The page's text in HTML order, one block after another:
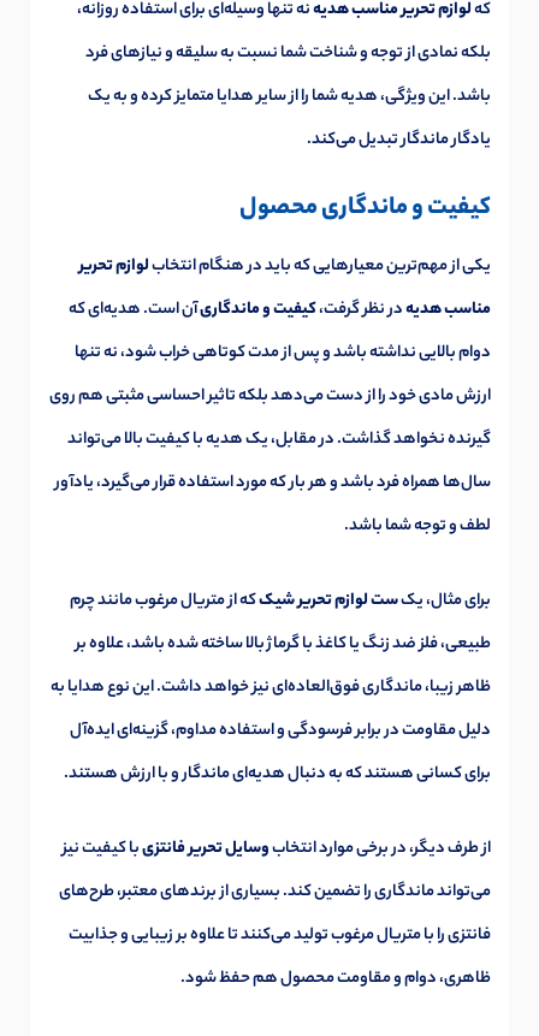
کهلوازم تحریر مناسب هدیهنه تنها وسیله‌ای برای استفاده روزانه،
بلکه نمادی از توجه و شناخت شما نسبت به سلیقه و نیازهای فرد
باشد. این ویژگی، هدیه شما را از سایر هدایا متمایز کرده و به یک
یادگار ماندگار تبدیل می‌کند.
کیفیت و ماندگاری محصول
یکی از مهم‌ترین معیارهایی که باید در هنگام انتخابلوازم تحریر
مناسب هدیهدر نظر گرفت،کیفیت و ماندگاریآن است. هدیه‌ای که
دوام بالایی نداشته باشد و پس از مدت کوتاهی خراب شود، نه تنها
ارزش مادی خود را از دست می‌دهد بلکه تاثیر احساسی مثبتی هم روی
گیرنده نخواهد گذاشت. در مقابل، یک هدیه با کیفیت بالا می‌تواند
سال‌ها همراه فرد باشد و هر بار که مورد استفاده قرار می‌گیرد، یادآور
لطف و توجه شما باشد.
برای مثال، یکست لوازم تحریر شیککه از متریال مرغوب مانند چرم
طبیعی، فلز ضد زنگ یا کاغذ با گرماژ بالا ساخته شده باشد، علاوه بر
ظاهر زیبا، ماندگاری فوق‌العاده‌ای نیز خواهد داشت. این نوع هدایا به
دلیل مقاومت در برابر فرسودگی و استفاده مداوم، گزینه‌ای ایده‌آل
برای کسانی هستند که به دنبال هدیه‌ای ماندگار و با ارزش هستند.
از طرف دیگر، در برخی موارد انتخابوسایل تحریر فانتزیبا کیفیت نیز
می‌تواند ماندگاری را تضمین کند. بسیاری از برندهای معتبر، طرح‌های
فانتزی را با متریال مرغوب تولید می‌کنند تا علاوه بر زیبایی و جذابیت
ظاهری، دوام و مقاومت محصول هم حفظ شود.